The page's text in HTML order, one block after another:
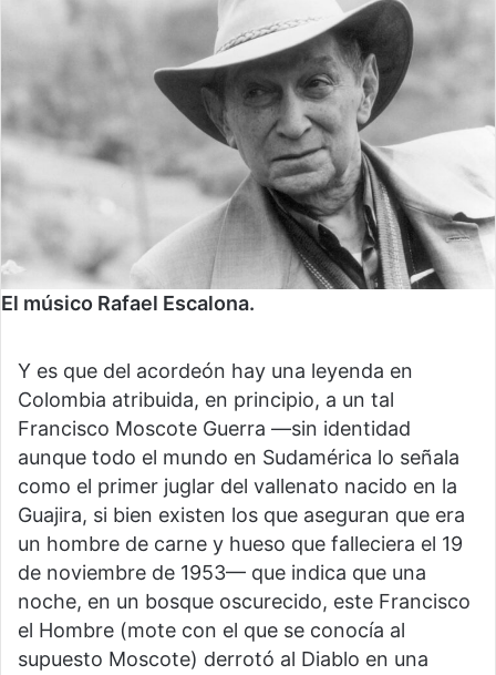
El músico Rafael Escalona.
Y es que del acordeón hay una leyenda en
Colombia atribuida, en principio, a un tal
Francisco Moscote Guerra —sin identidad
aunque todo el mundo en Sudamérica lo señala
como el primer juglar del vallenato nacido en la
Guajira, si bien existen los que aseguran que era
un hombre de carne y hueso que falleciera el 19
de noviembre de 1953— que indica que una
noche, en un bosque oscurecido, este Francisco
el Hombre (mote con el que se conocía al
supuesto Moscote) derrotó al Diablo en una